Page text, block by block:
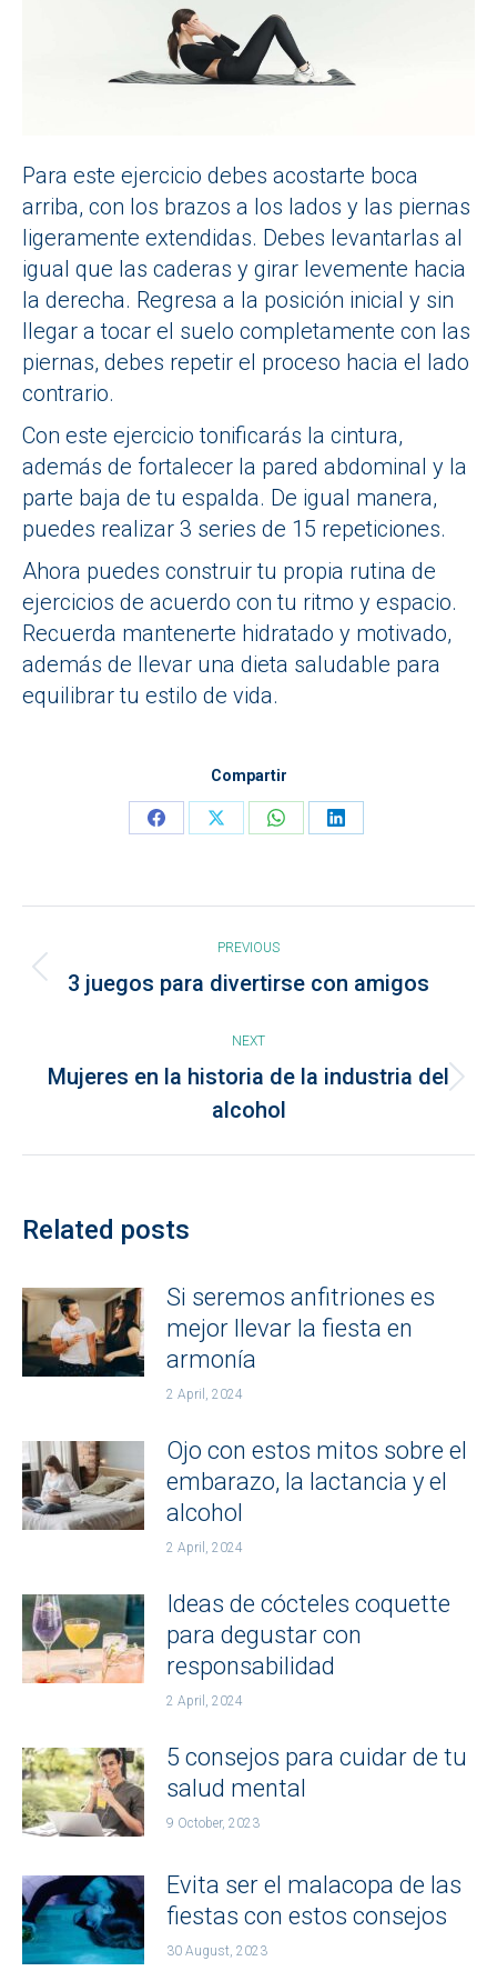
Para este ejercicio debes acostarte boca
arriba, con los brazos a los lados y las piernas
ligeramente extendidas. Debes levantarlas al
igual que las caderas y girar levemente hacia
la derecha. Regresa a la posición inicial y sin
llegar a tocar el suelo completamente con las
piernas, debes repetir el proceso hacia el lado
contrario.
Con este ejercicio tonificarás la cintura,
además de fortalecer la pared abdominal y la
parte baja de tu espalda. De igual manera,
puedes realizar 3 series de 15 repeticiones.
Ahora puedes construir tu propia rutina de
ejercicios de acuerdo con tu ritmo y espacio.
Recuerda mantenerte hidratado y motivado,
además de llevar una dieta saludable para
equilibrar tu estilo de vida.
Compartir
Share
Share
Share
Share
navigation
PREVIOUS
Previous
3 juegos para divertirse con amigos
NEXT
Next
post:
Mujeres en la historia de la industria del
alcohol
Related posts
Si seremos anfitriones es
mejor llevar la fiesta en
armonía
2 April, 2024
Ojo con estos mitos sobre el
embarazo, la lactancia y el
alcohol
2 April, 2024
Ideas de cócteles coquette
para degustar con
responsabilidad
2 April, 2024
5 consejos para cuidar de tu
salud mental
9 October, 2023
Evita ser el malacopa de las
fiestas con estos consejos
30 August, 2023